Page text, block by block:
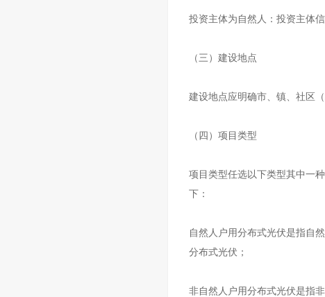
投资主体为自然人：投资主体
（三）建设地点
建设地点应明确市、镇、社区
（四）项目类型
项目类型任选以下类型其中一
下：
自然人户用分布式光伏是指自
分布式光伏；
非自然人户用分布式光伏是指